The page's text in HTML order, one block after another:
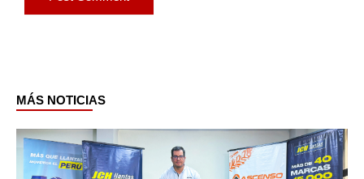
MÁS NOTICIAS
Page